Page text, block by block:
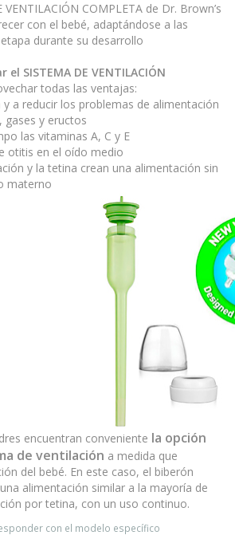
VENTILACIÓN COMPLETA de Dr. Brown’s
con el bebé, adaptándose a las
durante su desarrollo
SISTEMA DE VENTILACIÓN
todas las ventajas:
y a reducir los problemas de alimentación
gases y eructos
las vitaminas A, C y E
otitis en el oído medio
y la tetina crean una alimentación sin
materno
encuentran conveniente la opción
de ventilación a medida que
del bebé. En este caso, el biberón
alimentación similar a la mayoría de
por tetina, con un uso continuo.
con el modelo específico